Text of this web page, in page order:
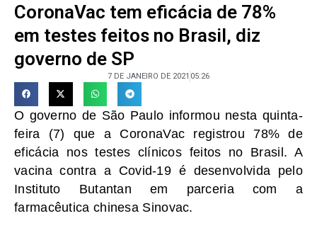
CoronaVac tem eficácia de 78%
em testes feitos no Brasil, diz
governo de SP
7 DE JANEIRO DE 2021 05:26
O governo de São Paulo informou nesta quinta-
feira (7) que a CoronaVac registrou 78% de
eficácia nos testes clínicos feitos no Brasil. A
vacina contra a Covid-19 é desenvolvida pelo
Instituto Butantan em parceria com a
farmacêutica chinesa Sinovac.